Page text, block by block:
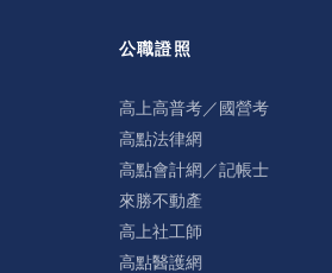
公職證照
高上高普考／國營考
高點法律網
高點會計網／記帳士
來勝不動產
高上社工師
高點醫護網